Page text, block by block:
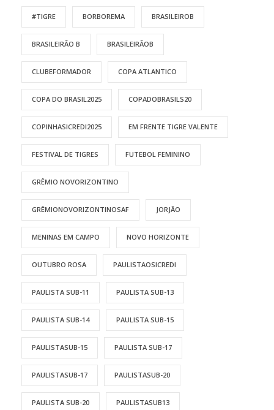
#TIGRE BORBOREMA BRASILEIROB
BRASILEIRÃO B BRASILEIRÃOB
CLUBEFORMADOR COPA ATLANTICO
COPA DO BRASIL2025 COPADOBRASILS20
COPINHASICREDI2025 EM FRENTE TIGRE VALENTE
FESTIVAL DE TIGRES FUTEBOL FEMININO
GRÊMIO NOVORIZONTINO
GRÊMIONOVORIZONTINOSAF JORJÃO
MENINAS EM CAMPO NOVO HORIZONTE
OUTUBRO ROSA PAULISTAOSICREDI
PAULISTA SUB-11 PAULISTA SUB-13
PAULISTA SUB-14 PAULISTA SUB-15
PAULISTASUB-15 PAULISTA SUB-17
PAULISTASUB-17 PAULISTASUB-20
PAULISTA SUB-20 PAULISTASUB13